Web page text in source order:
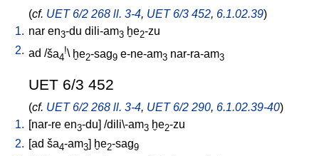
(cf. UET 6/2 268 ll. 3-4, UET 6/3 452, 6.1.02.39)
1. nar en3-du dili-am3 ḫe2-zu
2. ad /ša4
!\ ḫe2-sag9 e-ne-am3 nar-ra-am3
UET 6/3 452
(cf. UET 6/2 268 ll. 3-4, UET 6/2 290, 6.1.02.39-40)
1. [nar-re en3-du] /dili\-am3 ḫe2-zu
2. [ad ša4-am3] ḫe2-sag9